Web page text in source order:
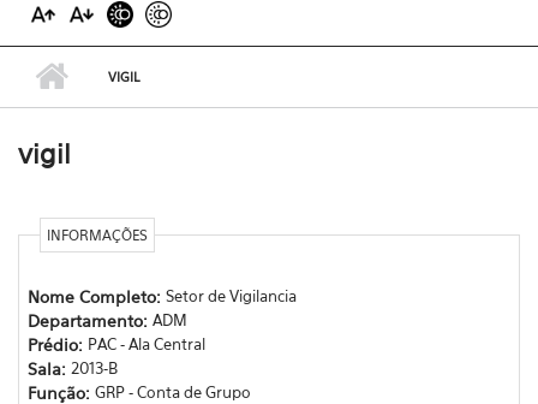
VIGIL
vigil
INFORMAÇÕES
Nome Completo: Setor de Vigilancia
Departamento: ADM
Prédio: PAC - Ala Central
Sala: 2013-B
Função: GRP - Conta de Grupo